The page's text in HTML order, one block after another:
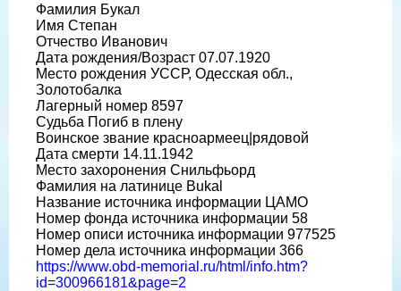
Фамилия Букал
Имя Степан
Отчество Иванович
Дата рождения/Возраст 07.07.1920
Место рождения УССР, Одесская обл.,
Золотобалка
Лагерный номер 8597
Судьба Погиб в плену
Воинское звание красноармеец|рядовой
Дата смерти 14.11.1942
Место захоронения Снильфьорд
Фамилия на латинице Bukal
Название источника информации ЦАМО
Номер фонда источника информации 58
Номер описи источника информации 977525
Номер дела источника информации 366
https://www.obd-memorial.ru/html/info.htm?
id=300966181&page=2